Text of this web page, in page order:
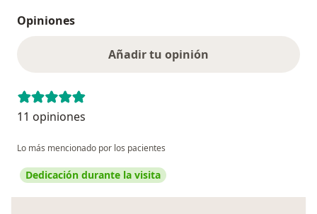
Opiniones
Añadir tu opinión
11 opiniones
Lo más mencionado por los pacientes
Dedicación durante la visita